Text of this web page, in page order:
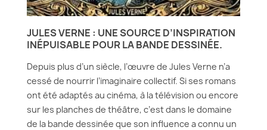
JULES VERNE : UNE SOURCE D’INSPIRATION
INÉPUISABLE POUR LA BANDE DESSINÉE.
Depuis plus d’un siècle, l’œuvre de Jules Verne n’a
cessé de nourrir l’imaginaire collectif. Si ses romans
ont été adaptés au cinéma, à la télévision ou encore
sur les planches de théâtre, c’est dans le domaine
de la bande dessinée que son influence a connu un